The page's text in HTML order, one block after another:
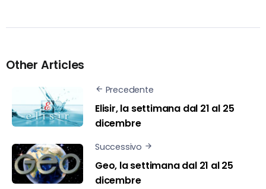
Other Articles
Precedente
Elisir, la settimana dal 21 al 25
dicembre
Successivo
Geo, la settimana dal 21 al 25
dicembre